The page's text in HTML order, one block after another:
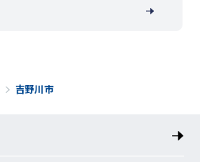
吉野川市